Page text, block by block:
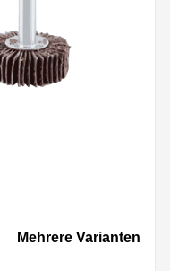
Mehrere Varianten